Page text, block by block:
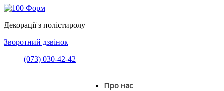
Декорації з полістиролу
Зворотний дзвінок
(073) 030-42-42
Про нас